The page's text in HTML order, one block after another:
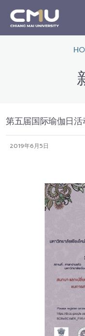
第五届国际瑜伽日活
2019年6月5日